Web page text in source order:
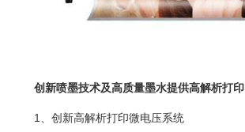
创新喷墨技术及高质量墨水提供高解析打印
1、创新高解析打印微电压系统